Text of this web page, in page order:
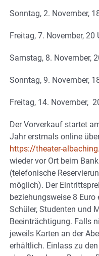
Sonntag, 2. November,
Freitag, 7. November, 20
Samstag, 8. November,
Sonntag, 9. November,
Freitag, 14. November,
Der Vorverkauf startet
Jahr erstmals online
https://theater-
wieder vor Ort beim
(telefonische
möglich). Der
beziehungsweise 8
Schüler, Studenten und
Beeinträchtigung. Falls
jeweils Karten an der
erhältlich. Einlass zu